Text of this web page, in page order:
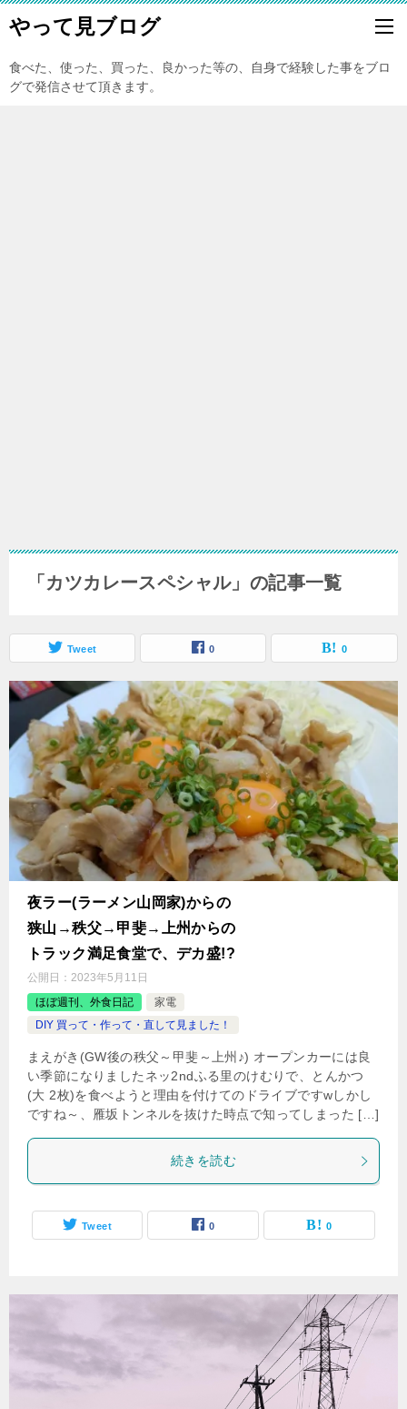
やって見ブログ
食べた、使った、買った、良かった等の、自身で経験した事をブロ
グで発信させて頂きます。
「カツカレースペシャル」の記事一覧
Tweet 0 0
夜ラー(ラーメン山岡家)からの
狭山→秩父→甲斐→上州からの
トラック満足食堂で、デカ盛!?
公開日： 2023年5月11日
ほぼ週刊、外食日記
家電
DIY 買って・作って・直して見ました！
まえがき(GW後の秩父～甲斐～上州♪) オープンカーには良
い季節になりましたネッ2ndふる里のけむりで、とんかつ
(大 2枚)を食べようと理由を付けてのドライブですwしかし
ですね～、雁坂トンネルを抜けた時点で知ってしまった […]
続きを読む
Tweet 0 0